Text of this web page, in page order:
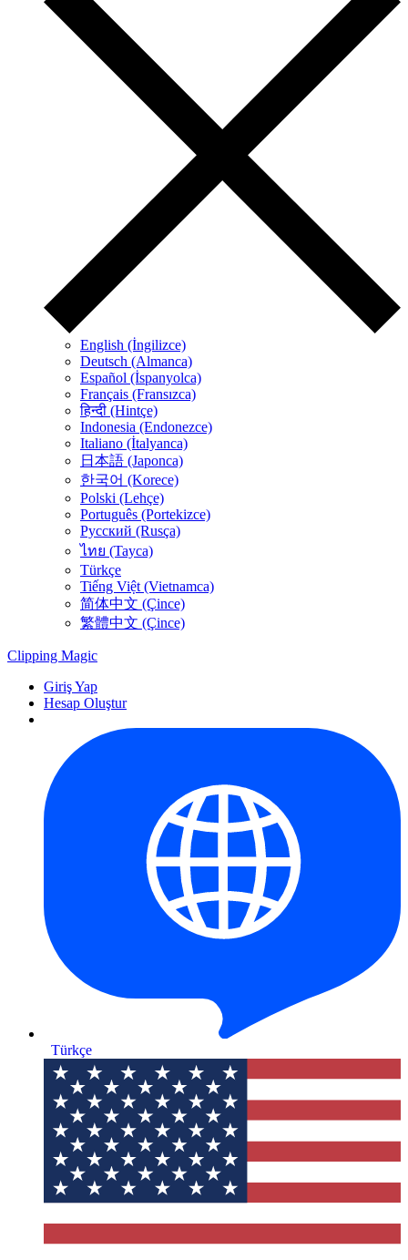
English (İngilizce)
Deutsch (Almanca)
Español (İspanyolca)
Français (Fransızca)
हिन्दी (Hintçe)
Indonesia (Endonezce)
Italiano (İtalyanca)
日本語 (Japonca)
한국어 (Korece)
Polski (Lehçe)
Português (Portekizce)
Русский (Rusça)
ไทย (Tayca)
Türkçe
Tiếng Việt (Vietnamca)
简体中文 (Çince)
繁體中文 (Çince)
Clipping Magic
Giriş Yap
Hesap Oluştur
Türkçe